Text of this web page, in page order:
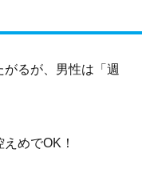
るが、男性は「週
めでOK！